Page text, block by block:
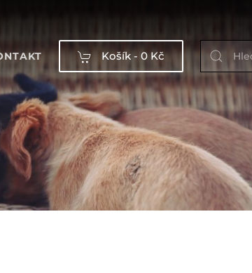
Košík - 0 Kč